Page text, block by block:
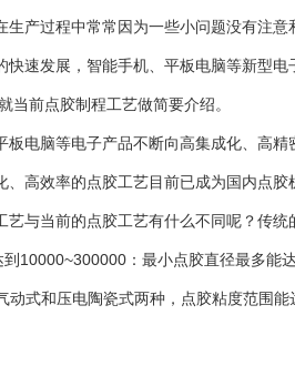
生产过程中常常因为一些小问题没有注意
发展，智能手机、平板电脑等新型电
当前点胶制程工艺做简要介绍。
脑等电子产品不断向高集成化、高精
、高效率的点胶工艺目前已成为国内点胶
当前的点胶工艺有什么不同呢？传统
到10000~300000：最小点胶直径最多
动式和压电陶瓷式两种，点胶粘度范围